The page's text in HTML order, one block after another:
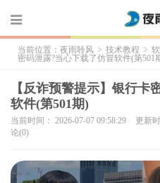
当前位置： 夜雨聆风 > 技术教程 >
密码泄露?当心下载了仿冒软件(第501
【反诈预警提示】银行卡
软件(第501期)
当前时间： 2026-07-07 09:58:29 更新
论(0)